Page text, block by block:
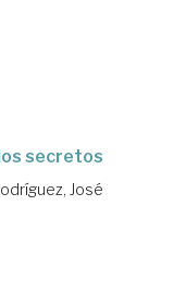
secretos
José